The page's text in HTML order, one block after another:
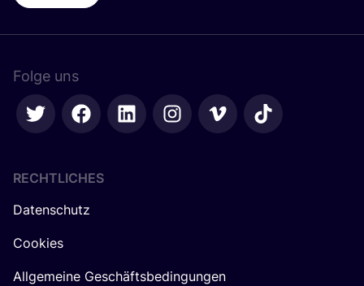
Folge uns
RECHTLICHES
Datenschutz
Cookies
Allgemeine Geschäftsbedingungen